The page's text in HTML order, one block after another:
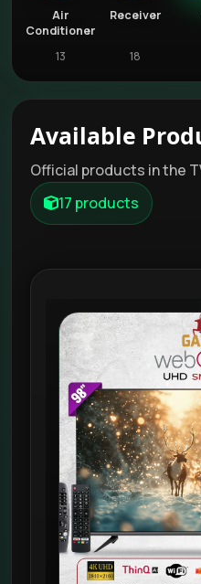
Air
Conditioner
13
Receiver
18
Available
Official products in the
17 products